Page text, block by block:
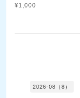
¥1,000
2026-08（8）